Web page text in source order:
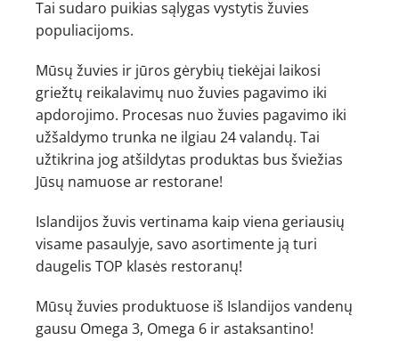
Tai sudaro puikias sąlygas vystytis žuvies
populiacijoms.
Mūsų žuvies ir jūros gėrybių tiekėjai laikosi
griežtų reikalavimų nuo žuvies pagavimo iki
apdorojimo. Procesas nuo žuvies pagavimo iki
užšaldymo trunka ne ilgiau 24 valandų. Tai
užtikrina jog atšildytas produktas bus šviežias
Jūsų namuose ar restorane!
Islandijos žuvis vertinama kaip viena geriausių
visame pasaulyje, savo asortimente ją turi
daugelis TOP klasės restoranų!
Mūsų žuvies produktuose iš Islandijos vandenų
gausu Omega 3, Omega 6 ir astaksantino!